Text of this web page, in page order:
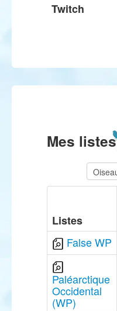
Twitch
Mes listes
Listes
False WP
Paléarctique
Occidental
(WP)